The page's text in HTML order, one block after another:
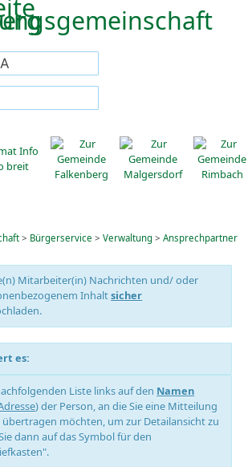
oder
A
> Bürgerservice > Verwaltung> Ansprechpartner
Mitarbeiter(in) Nachrichten und/ oder
Inhaltsicher
es:
Liste links auf den Namen
) der Person, an die Sie eine Mitteilung
möchten, um zur Detailansicht zu
dann auf das Symbol für den